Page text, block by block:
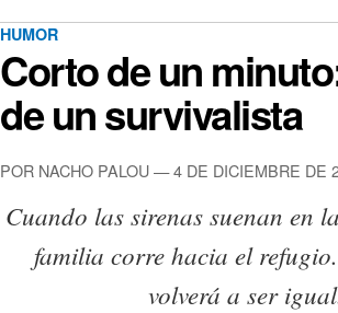
HUMOR
Corto de un
de un survivalista
POR NACHO PALOU — 4 DE DICIEMBRE DE
Cuando las sirenas suenan en
familia corre hacia el
volverá a ser